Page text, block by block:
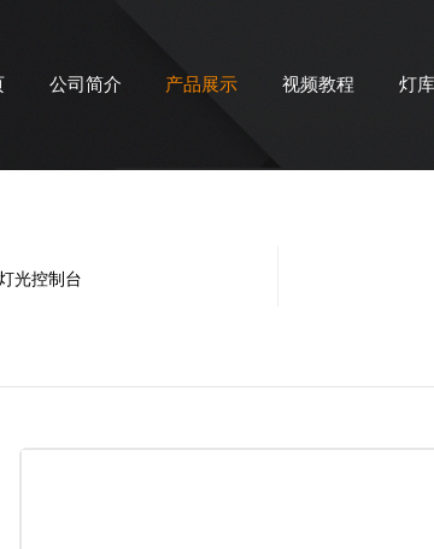
公司简介 产品展示 视频教程 灯
光控制台